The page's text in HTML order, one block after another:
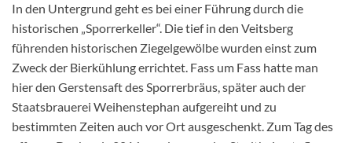
In den Untergrund geht es bei einer Führung durch die
historischen „Sporrerkeller“. Die tief in den Veitsberg
führenden historischen Ziegelgewölbe wurden einst zum
Zweck der Bierkühlung errichtet. Fass um Fass hatte man
hier den Gerstensaft des Sporrerbräus, später auch der
Staatsbrauerei Weihenstephan aufgereiht und zu
bestimmten Zeiten auch vor Ort ausgeschenkt. Zum Tag des